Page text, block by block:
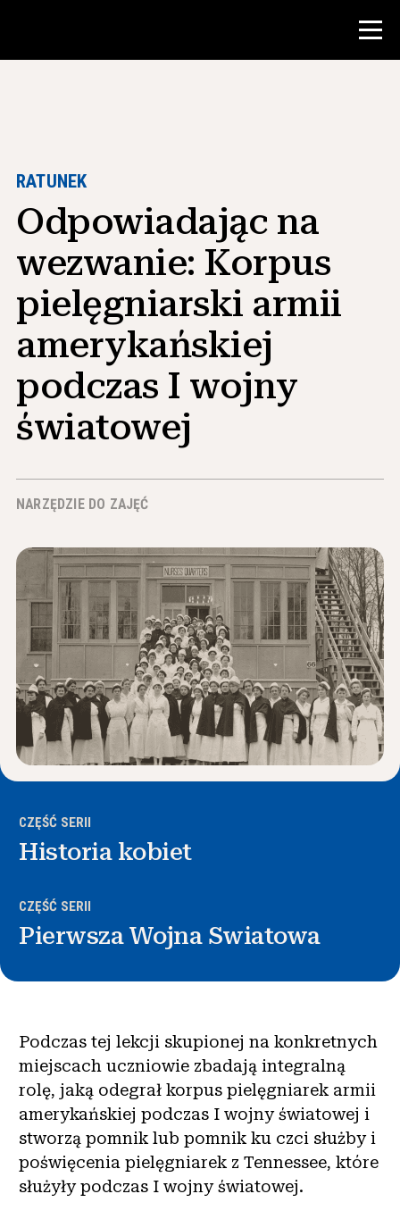
Zasoby dla nauczycieli
Narzędzia w klasie
Kursy
Instytuty
Nauczanie umiejętności badawczych
Doradzanie studentom NHD
Wiadomości i wydarzenia
RATUNEK
Odpowiadając na
wezwanie: Korpus
pielęgniarski armii
amerykańskiej
podczas I wojny
światowej
NARZĘDZIE DO ZAJĘĆ
CZĘŚĆ SERII
Historia kobiet
CZĘŚĆ SERII
Pierwsza Wojna Swiatowa
Podczas tej lekcji skupionej na konkretnych
miejscach uczniowie zbadają integralną
rolę, jaką odegrał korpus pielęgniarek armii
amerykańskiej podczas I wojny światowej i
stworzą pomnik lub pomnik ku czci służby i
poświęcenia pielęgniarek z Tennessee, które
służyły podczas I wojny światowej.